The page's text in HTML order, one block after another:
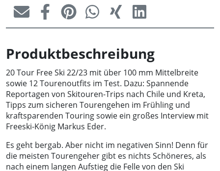
Produktbeschreibung
20 Tour Free Ski 22/23 mit über 100 mm Mittelbreite
sowie 12 Tourenoutfits im Test. Dazu: Spannende
Reportagen von Skitouren-Trips nach Chile und Kreta,
Tipps zum sicheren Tourengehen im Frühling und
kraftsparenden Touring sowie ein großes Interview mit
Freeski-König Markus Eder.
Es geht bergab. Aber nicht im negativen Sinn! Denn für
die meisten Tourengeher gibt es nichts Schöneres, als
nach einem langen Aufstieg die Felle von den Ski